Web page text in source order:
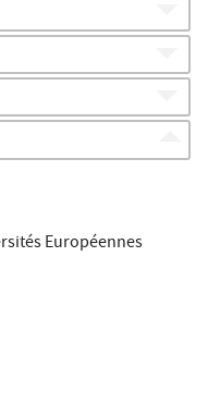
Européennes